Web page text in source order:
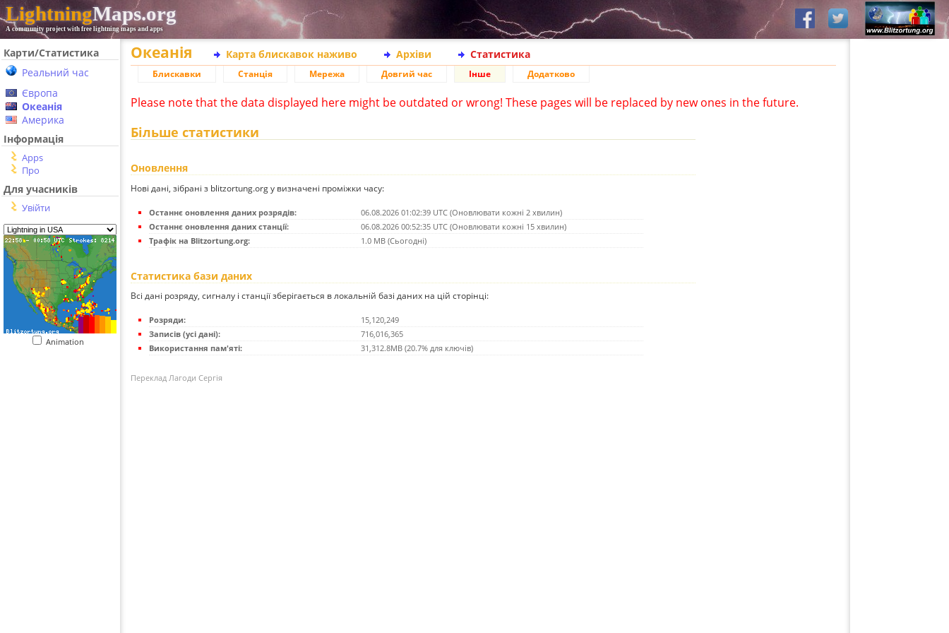
LightningMaps.org
A community project with free lightning maps and apps
Карти/Статистика
Реальний час
Європа
Океанія
Америка
Інформація
Apps
Про
Для учасників
Увійти
Animation
Океанія Карта блискавок наживо Архіви Статистика
Блискавки Станція Мережа Довгий час Інше Додатково
Please note that the data displayed here might be outdated or wrong! These pages will be replaced by new ones in the future.
Більше статистики
Оновлення
Нові дані, зібрані з blitzortung.org у визначені проміжки часу:
Останнє оновлення даних розрядів:
06.08.2026 01:02:39 UTC (Оновлювати кожні 2 хвилин)
Останнє оновлення даних станції:
06.08.2026 00:52:35 UTC (Оновлювати кожні 15 хвилин)
Трафік на Blitzortung.org:
1.0 MB (Сьогодні)
Статистика бази даних
Всі дані розряду, сигналу і станції зберігається в локальній базі даних на цій сторінці:
Розряди:
15,120,249
Записів (усі дані):
716,016,365
Використання пам'яті:
31,312.8MB (20.7% для ключів)
Переклад Лагоди Сергія